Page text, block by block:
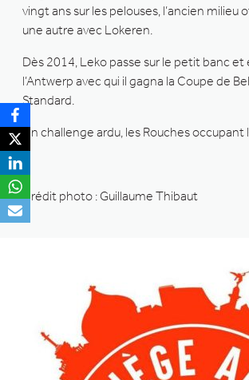
vingt ans sur les pelouses, l’ancien
une autre avec Lokeren.
Dès 2014, Leko passe sur le petit banc
l’Antwerp avec qui il gagna la Coupe de
Standard.
Un challenge ardu, les Rouches
Crédit photo : Guillaume Thibaut